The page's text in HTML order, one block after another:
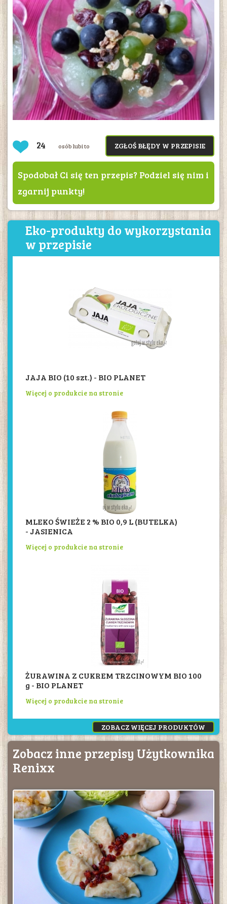
24 osób lubi to ZGŁOŚ BŁĘDY W PRZEPISIE
Spodobał Ci się ten przepis? Podziel się nim i
zgarnij punkty!
Eko-produkty do wykorzystania
w przepisie
JAJA BIO (10 szt.) - BIO PLANET
Więcej o produkcie na stronie
MLEKO ŚWIEŻE 2 % BIO 0,9 L (BUTELKA)
- JASIENICA
Więcej o produkcie na stronie
ŻURAWINA Z CUKREM TRZCINOWYM BIO 100
g - BIO PLANET
Więcej o produkcie na stronie
ZOBACZ WIĘCEJ PRODUKTÓW
Zobacz inne przepisy Użytkownika
Renixx